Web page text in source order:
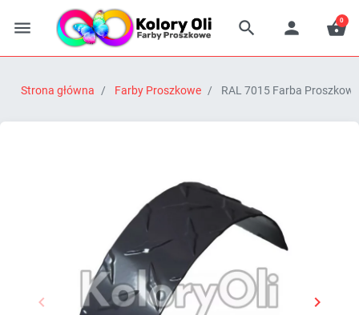
   
0
Strona główna Farby Proszkowe RAL 7015 Farba
Poprzedni
 